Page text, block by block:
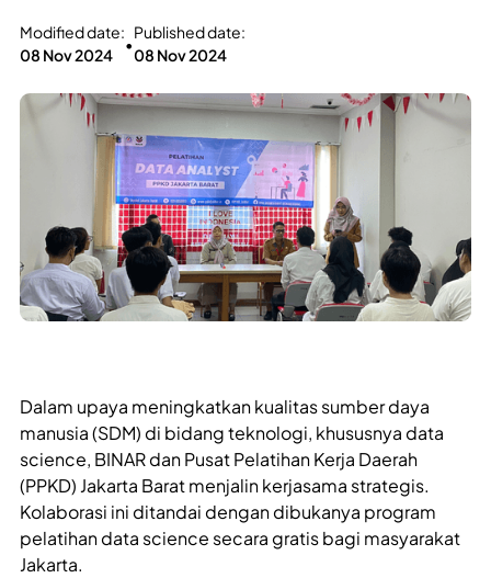
Modified date:
08 Nov 2024
•
Published date:
08 Nov 2024
Dalam upaya meningkatkan kualitas sumber daya
manusia (SDM) di bidang teknologi, khususnya data
science, BINAR dan Pusat Pelatihan Kerja Daerah
(PPKD) Jakarta Barat menjalin kerjasama strategis.
Kolaborasi ini ditandai dengan dibukanya program
pelatihan data science secara gratis bagi masyarakat
Jakarta.